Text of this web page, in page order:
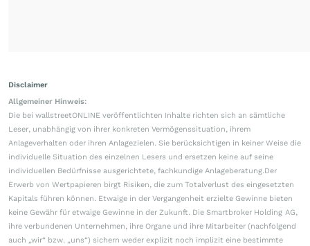
Disclaimer
Allgemeiner Hinweis:
Die bei wallstreetONLINE veröffentlichten Inhalte richten sich an sämtliche
Leser, unabhängig von ihrer konkreten Vermögenssituation, ihrem
Anlageverhalten oder ihren Anlagezielen. Sie berücksichtigen in keiner Weise die
individuelle Situation des einzelnen Lesers und ersetzen keine auf seine
individuellen Bedürfnisse ausgerichtete, fachkundige Anlageberatung.Der
Erwerb von Wertpapieren birgt Risiken, die zum Totalverlust des eingesetzten
Kapitals führen können. Etwaige in der Vergangenheit erzielte Gewinne bieten
keine Gewähr für etwaige Gewinne in der Zukunft. Die Smartbroker Holding AG,
ihre verbundenen Unternehmen, ihre Organe und ihre Mitarbeiter (nachfolgend
auch „wir“ bzw. „uns“) sichern weder explizit noch implizit eine bestimmte